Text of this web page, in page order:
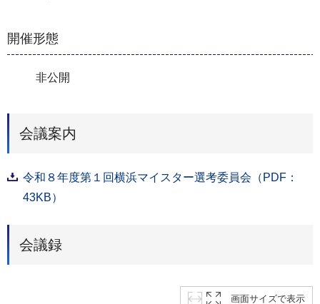
開催形態
非公開
会議案内
令和８年度第１回横浜マイスター選考委員会（PDF：
43KB）
会議録
画面サイズで表示